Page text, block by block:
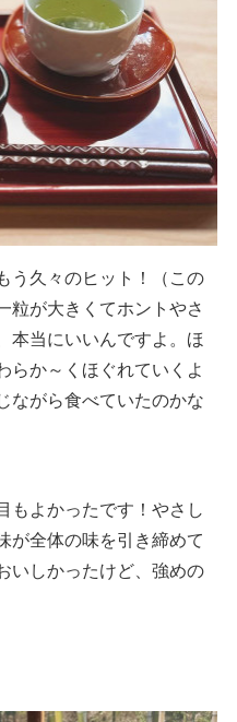
う久々のヒット！（この
粒が大きくてホントやさ
本当にいいんですよ。ほ
らか～くほぐれていくよ
ながら食べていたのかな
よかったです！やさし
が全体の味を引き締めて
いしかったけど、強めの